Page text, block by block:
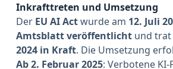
Inkrafttreten und Umsetzung
Der EU AI Actwurde am 12. Juli
Amtsblatt veröffentlichtund trat
2024 in Kraft. Die Umsetzung
Ab 2. Februar 2025: Verbotene